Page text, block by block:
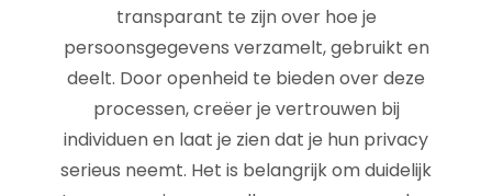
transparant te zijn over hoe je
persoonsgegevens verzamelt, gebruikt en
deelt. Door openheid te bieden over deze
processen, creëer je vertrouwen bij
individuen en laat je zien dat je hun privacy
serieus neemt. Het is belangrijk om duidelijk